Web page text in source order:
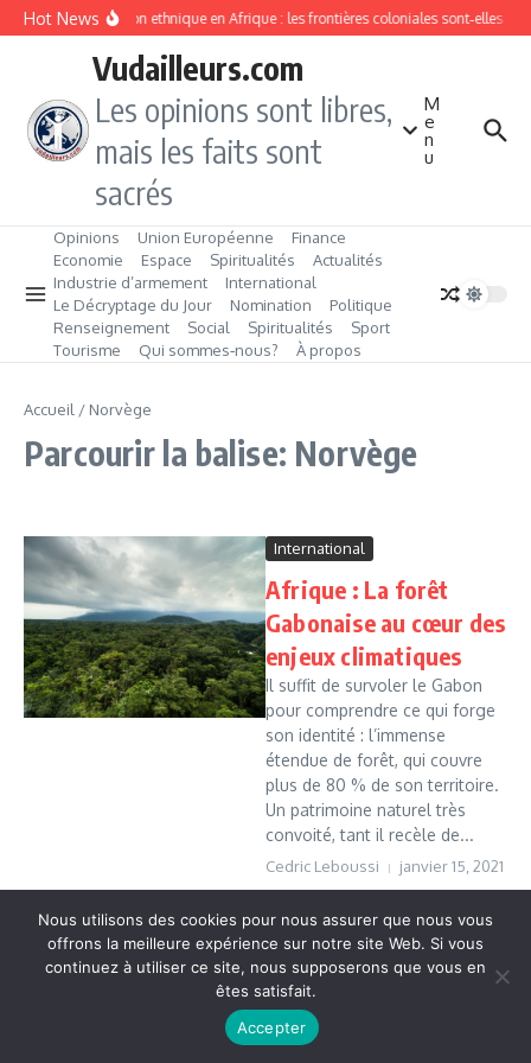
Aller au contenu
Hot NewsDivision ethnique en Afrique : les frontières coloniales sont‑elles
Vudailleurs.com
Les opinions sont libres,
mais les faits sont
sacrés
M
e
n
u
Opinions Union Européenne
Finance
Economie
Espace Spiritualités
Actualités
Industrie d’armement
International
Le Décryptage du Jour
Nomination
Politique
Renseignement
Social Spiritualités
Sport
Tourisme
Qui sommes‑nous? À propos
Accueil / Norvège
Parcourir la balise: Norvège
International
Afrique : La forêt
Gabonaise au cœur des
enjeux climatiques
Il suffit de survoler le Gabon
pour comprendre ce qui forge
son identité : l’immense
étendue de forêt, qui couvre
plus de 80 % de son territoire.
Un patrimoine naturel très
convoité, tant il recèle de...
Cedric Leboussi janvier 15, 2021
Read More
Copyright © 2026 Vudailleurs.com | Réalisé par
Magazine
d'actualités X
Nous utilisons des cookies pour nous assurer que nous vous
offrons la meilleure expérience sur notre site Web. Si vous
continuez à utiliser ce site, nous supposerons que vous en
êtes satisfait.
Accepter